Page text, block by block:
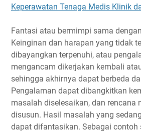
Keperawatan Tenaga Medis Klinik
Fantasi atau bermimpi sama
Keinginan dan harapan yang tidak
dibayangkan terpenuhi, atau
mengancam dikerjakan kembali
sehingga akhirnya dapat berbeda
Pengalaman dapat dibangkitkan
masalah diselesaikan, dan rencana
disusun. Hasil masalah yang
dapat difantasikan. Sebagai contoh